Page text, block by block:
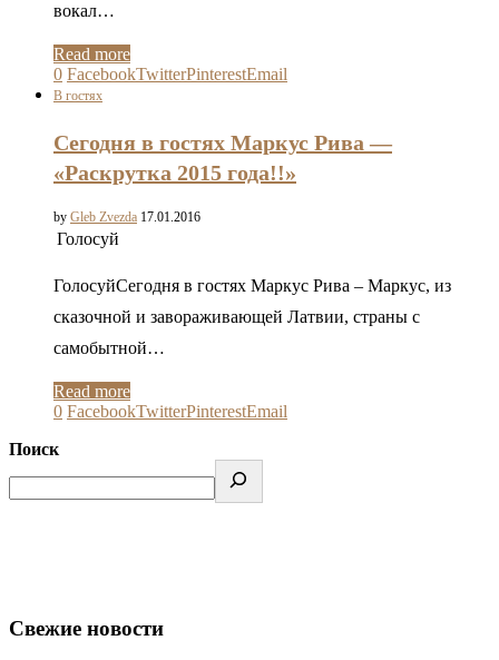
вокал…
Read more
0 FacebookTwitterPinterestEmail
В гостях
Сегодня в гостях Маркус Рива —
«Раскрутка 2015 года!!»
by Gleb Zvezda 17.01.2016
Голосуй
ГолосуйСегодня в гостях Маркус Рива – Маркус, из
сказочной и завораживающей Латвии, страны с
самобытной…
Read more
0 FacebookTwitterPinterestEmail
Поиск
Свежие новости